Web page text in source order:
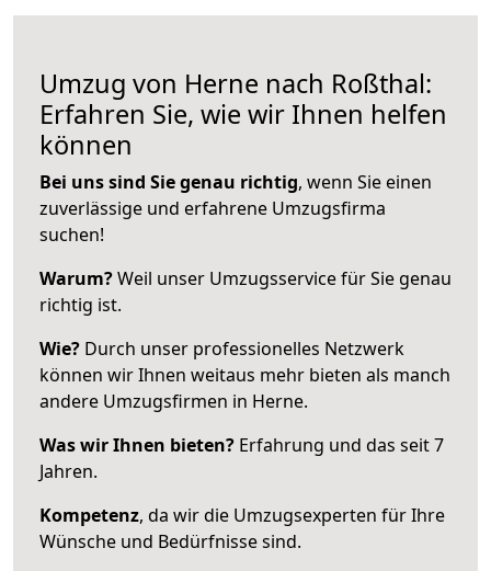
Umzug von Herne nach Roßthal:
Erfahren Sie, wie wir Ihnen helfen
können
Bei uns sind Sie genau richtig, wenn Sie einen
zuverlässige und erfahrene Umzugsfirma
suchen!
Warum?Weil unser Umzugsservice für Sie genau
richtig ist.
Wie? Durch unser professionelles Netzwerk
können wir Ihnen weitaus mehr bieten als manch
andere Umzugsfirmen in Herne.
Was wir Ihnen bieten? Erfahrung und das seit 7
Jahren.
Kompetenz, da wir die Umzugsexperten für Ihre
Wünsche und Bedürfnisse sind.